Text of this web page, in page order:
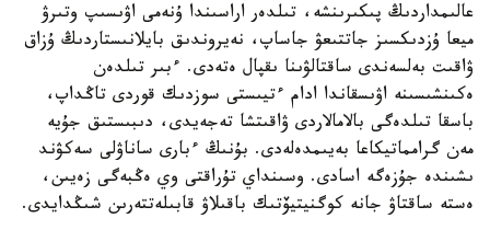
عالىمداردىڭ پىكىرىنشە، تىلدەر اراسىندا ۇنەمى اۋىسىپ وتىرۋ
ميعا ۇزدىكسىز جاتتىعۋ جاساپ، نەيروندىق بايلانىستاردىڭ ۇزاق
ۋاقىت بەلسەندى ساقتالۋىنا ىقپال ەتەدى. ءبىر تىلدەن
ەكىنشىسىنە اۋىسقاندا ادام ءتيىستى سوزدىك قوردى تاڭداپ،
باسقا تىلدەگى بالامالاردى ۋاقىتشا تەجەيدى، دىبىستىق جۇيە
مەن گرامماتيكاعا بەيىمدەلەدى. بۇنىڭ ءبارى ساناۋلى سەكۋند
ىشىندە جۇزەگە اسادى. وسىنداي تۇراقتى وي ەڭبەگى زەيىن،
ەستە ساقتاۋ جانە كوگنيتيۆتىك باقىلاۋ قابىلەتتەرىن شىڭدايدى.